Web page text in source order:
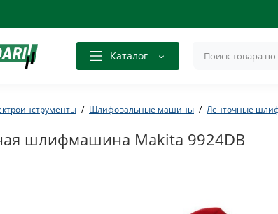
Каталог
Шлифовальные машины Ленточные
шлифмашина Makita 9924DB